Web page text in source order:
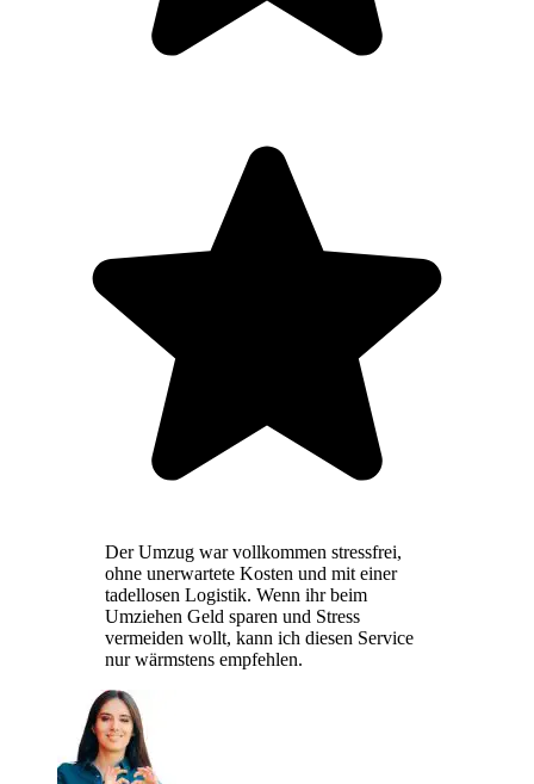
Der Umzug war vollkommen stressfrei,
ohne unerwartete Kosten und mit einer
tadellosen Logistik. Wenn ihr beim
Umziehen Geld sparen und Stress
vermeiden wollt, kann ich diesen Service
nur wärmstens empfehlen.